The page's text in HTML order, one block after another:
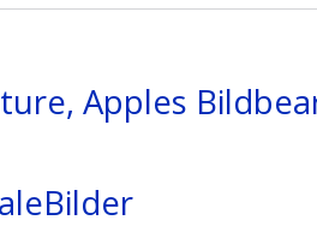
Apples